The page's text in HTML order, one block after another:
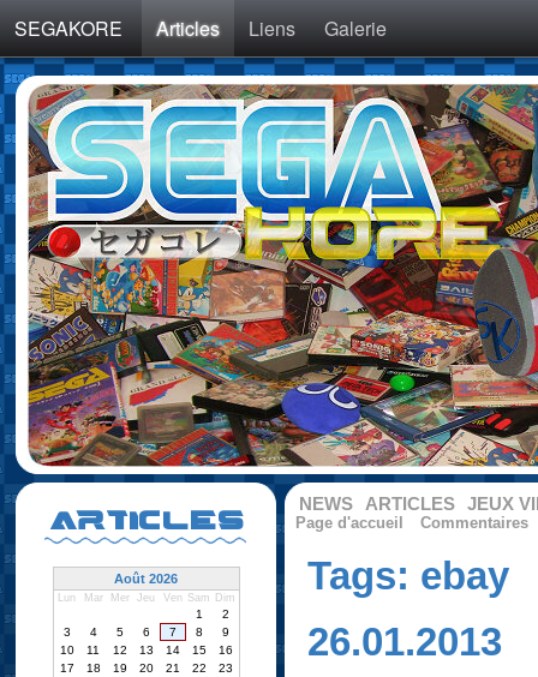
SEGAKORE Articles Liens Galerie
NEWS ARTICLES JEUX
Page d'accueil Commentaires
Tags: ebay
26.01.2013
ARTICLES
Août 2026
Lun Mar Mer Jeu Ven Sam Dim
1
2
3
4 5 6 7 8
9
10
11 12 13 14 15
16
17
18 19 20 21 22
23